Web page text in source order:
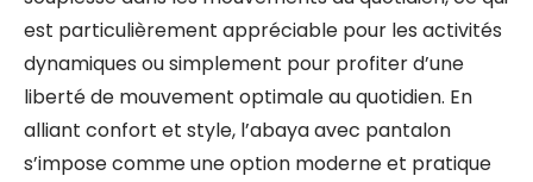
est particulièrement appréciable pour les activités
dynamiques ou simplement pour profiter d’une
liberté de mouvement optimale au quotidien. En
alliant confort et style, l’abaya avec pantalon
s’impose comme une option moderne et pratique